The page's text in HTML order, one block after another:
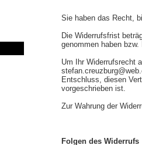
Sie haben das Recht,
Die Widerrufsfrist
genommen haben bzw.
Um Ihr Widerrufsrecht
Entschluss, diesen
vorgeschrieben ist.
Zur Wahrung der
Folgen des Widerrufs